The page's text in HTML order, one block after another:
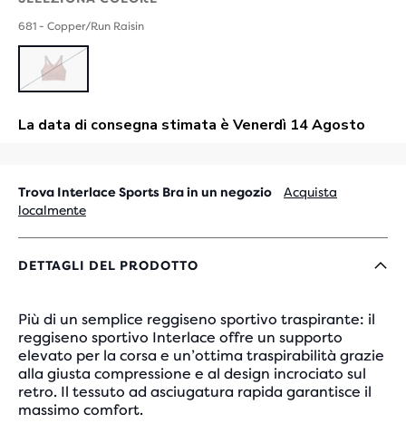
681 - Copper/Run Raisin
ESAURITO
Trova Interlace Sports Bra in un negozio
Acquista
localmente
DETTAGLI DEL PRODOTTO
Più di un semplice reggiseno sportivo traspirante: il
reggiseno sportivo Interlace offre un supporto
elevato per la corsa e un’ottima traspirabilità grazie
alla giusta compressione e al design incrociato sul
retro. Il tessuto ad asciugatura rapida garantisce il
massimo comfort.